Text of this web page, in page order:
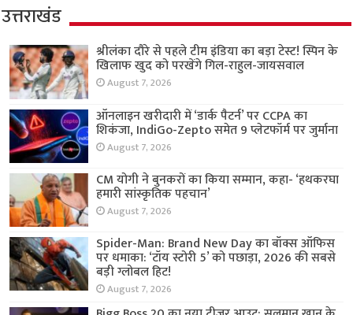
उत्तराखंड
श्रीलंका दौरे से पहले टीम इंडिया का बड़ा टेस्ट! स्पिन के
खिलाफ खुद को परखेंगे गिल-राहुल-जायसवाल
August 7, 2026
ऑनलाइन खरीदारी में ‘डार्क पैटर्न’ पर CCPA का
शिकंजा, IndiGo-Zepto समेत 9 प्लेटफॉर्म पर जुर्माना
August 7, 2026
CM योगी ने बुनकरों का किया सम्मान, कहा- ‘हथकरघा
हमारी सांस्कृतिक पहचान’
August 7, 2026
Spider-Man: Brand New Day का बॉक्स ऑफिस
पर धमाका: ‘टॉय स्टोरी 5’ को पछाड़ा, 2026 की सबसे
बड़ी ग्लोबल हिट!
August 7, 2026